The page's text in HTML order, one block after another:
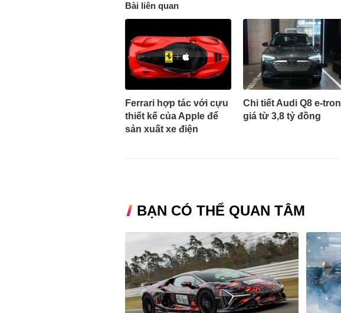
Bài liên quan
Ferrari hợp tác với cựu
thiết kế của Apple để
sản xuất xe điện
Chi tiết Audi Q8 e-tron
giá từ 3,8 tỷ đồng
BẠN CÓ THỂ QUAN TÂM